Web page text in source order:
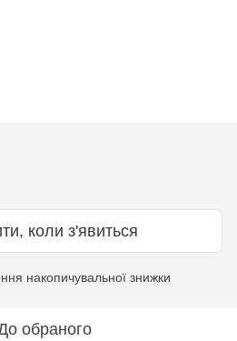
коли з'явиться
накопичувальної знижки
обраного